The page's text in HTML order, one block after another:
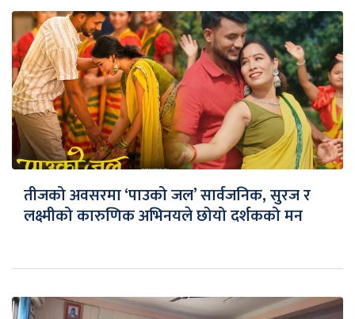
तीजको अवसरमा ‘पाउको जल’ सार्वजनिक, सुरज र
लक्ष्मीको कारुणिक अभिनयले छोयो दर्शकको मन